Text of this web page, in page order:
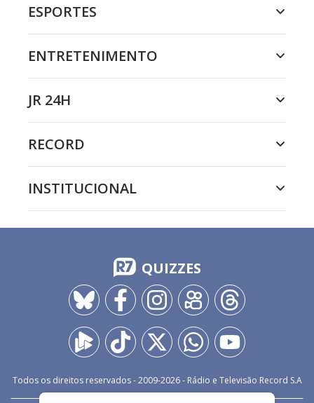
ESPORTES
ENTRETENIMENTO
JR 24H
RECORD
INSTITUCIONAL
QUIZZES
Todos os direitos reservados - 2009-2026- Rádio e Televisão Record S.A